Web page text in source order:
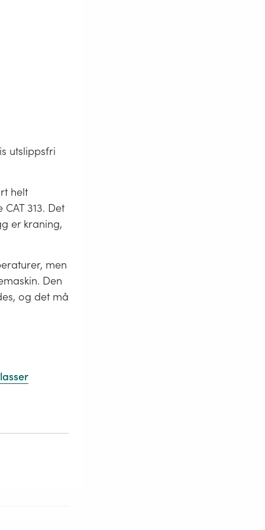
utslippsfri
helt
313. Det
er kraning,
men
Den
og det må